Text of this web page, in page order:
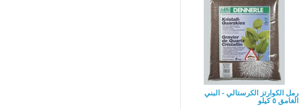
رمل الكوارتز الكرستالي - البني
الغامق ٥ كيلو